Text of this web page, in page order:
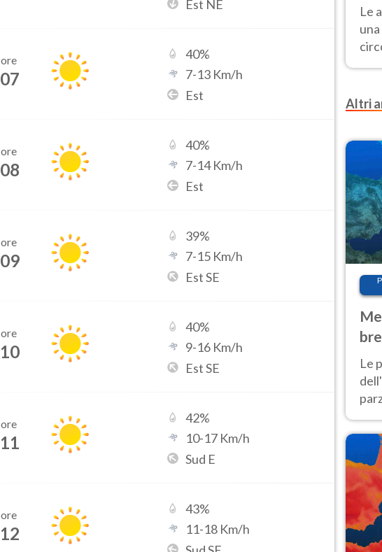
Est NE
ore
07
40%
7-13 Km/h
Est
ore
08
40%
7-14Km/h
Est
ore
09
39%
7-15 Km/h
Est SE
ore
10
40%
9-16 Km/h
Est SE
ore
11
42%
10-17 Km/h
Sud E
ore
12
43%
11-18 Km/h
Le
del
Altri
Le
40